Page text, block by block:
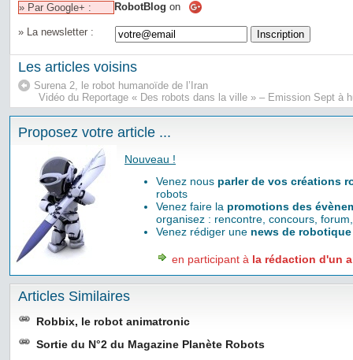
» Par Google+ : RobotBlog on
» La newsletter :
Les articles voisins
Surena 2, le robot humanoïde de l’Iran
Vidéo du Reportage « Des robots dans la ville » – Emission Sept à
Proposez votre article ...
Nouveau !
Venez nous parler de vos créations
robots
Venez faire la promotions des
organisez : rencontre, concours,
Venez rédiger une news de robotique
en participant à la rédaction d'un
Articles Similaires
Robbix, le robot animatronic
Sortie du N°2 du Magazine Planète Robots